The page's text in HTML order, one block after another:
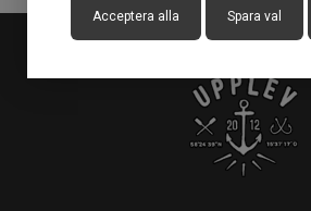
Acceptera alla Spara val